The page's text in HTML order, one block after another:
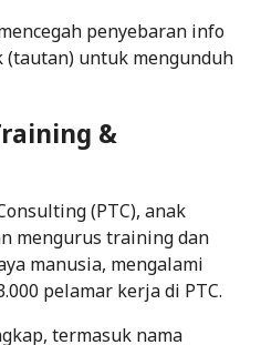
penyebaran info
(tautan) untuk mengunduh
&
(PTC), anak
mengurus training dan
manusia, mengalami
pelamar kerja di PTC.
termasuk nama